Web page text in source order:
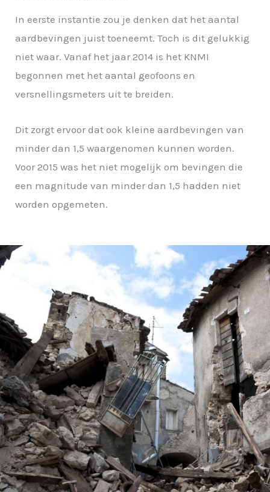
In eerste instantie zou je denken dat het aantal
aardbevingen juist toeneemt. Toch is dit gelukkig
niet waar. Vanaf het jaar 2014 is het KNMI
begonnen met het aantal geofoons en
versnellingsmeters uit te breiden.
Dit zorgt ervoor dat ook kleine aardbevingen van
minder dan 1,5 waargenomen kunnen worden.
Voor 2015 was het niet mogelijk om bevingen die
een magnitude van minder dan 1,5 hadden niet
worden opgemeten.